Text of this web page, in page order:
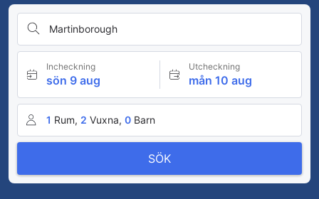
Martinborough
Incheckning
sön 9 aug
Utcheckning
mån 10 aug
1 Rum, 2 Vuxna, 0 Barn
SÖK